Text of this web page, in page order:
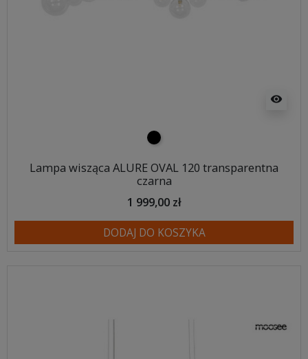
visibility
czarny
Lampa wisząca ALURE OVAL 120 transparentna
czarna
1 999,00 zł
DODAJ DO KOSZYKA